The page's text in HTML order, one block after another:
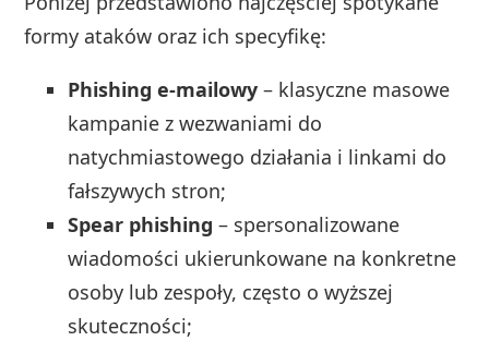
formy ataków oraz ich specyfikę:
Phishing e‑mailowy – klasyczne masowe
kampanie z wezwaniami do
natychmiastowego działania i linkami do
fałszywych stron;
Spear phishing – spersonalizowane
wiadomości ukierunkowane na konkretne
osoby lub zespoły, często o wyższej
skuteczności;